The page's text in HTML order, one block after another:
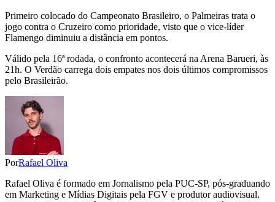
Primeiro colocado do Campeonato Brasileiro, o Palmeiras trata o
jogo contra o Cruzeiro como prioridade, visto que o vice-líder
Flamengo diminuiu a distância em pontos.
Válido pela 16ª rodada, o confronto acontecerá na Arena Barueri, às
21h. O Verdão carrega dois empates nos dois últimos compromissos
pelo Brasileirão.
PorRafael Oliva
Rafael Oliva é formado em Jornalismo pela PUC-SP, pós-graduando
em Marketing e Mídias Digitais pela FGV e produtor audiovisual.